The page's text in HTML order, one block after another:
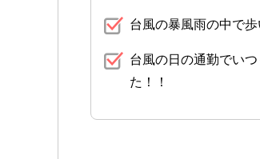
台風の暴風雨の中で
台風の日の通勤でい
た！！